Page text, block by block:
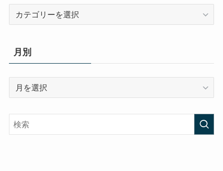
リ
ー
月別